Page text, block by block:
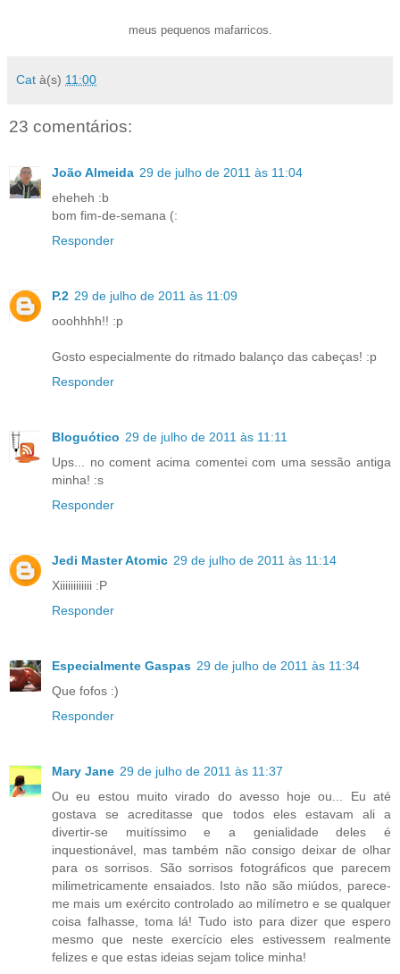
meus pequenos mafarricos.
Cat à(s) 11:00
23 comentários:
João Almeida 29 de julho de 2011 às 11:04
eheheh :b
bom fim-de-semana (:
Responder
P.2 29 de julho de 2011 às 11:09
ooohhhh!! :p
Gosto especialmente do ritmado balanço das cabeças! :p
Responder
Bloguótico 29 de julho de 2011 às 11:11
Ups... no coment acima comentei com uma sessão antiga
minha! :s
Responder
Jedi Master Atomic 29 de julho de 2011 às 11:14
Xiiiiiiiiiiii :P
Responder
Especialmente Gaspas 29 de julho de 2011 às 11:34
Que fofos :)
Responder
Mary Jane 29 de julho de 2011 às 11:37
Ou eu estou muito virado do avesso hoje ou... Eu até
gostava se acreditasse que todos eles estavam ali a
divertir-se muitíssimo e a genialidade deles é
inquestionável, mas também não consigo deixar de olhar
para os sorrisos. São sorrisos fotográficos que parecem
milimetricamente ensaiados. Isto não são miúdos, parece-
me mais um exército controlado ao milímetro e se qualquer
coisa falhasse, toma lá! Tudo isto para dizer que espero
mesmo que neste exercício eles estivessem realmente
felizes e que estas ideias sejam tolice minha!